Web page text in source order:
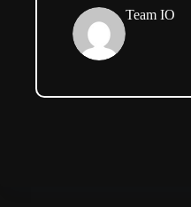
Team IO